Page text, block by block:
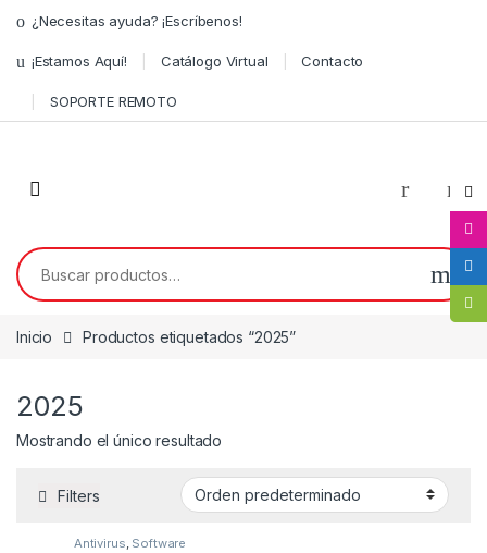
¿Necesitas ayuda? ¡Escríbenos!
¡Estamos Aquí! Catálogo Virtual Contacto
SOPORTE REMOTO
Inicio Productos etiquetados “2025”
2025
Mostrando el único resultado
Filters
Antivirus, Software